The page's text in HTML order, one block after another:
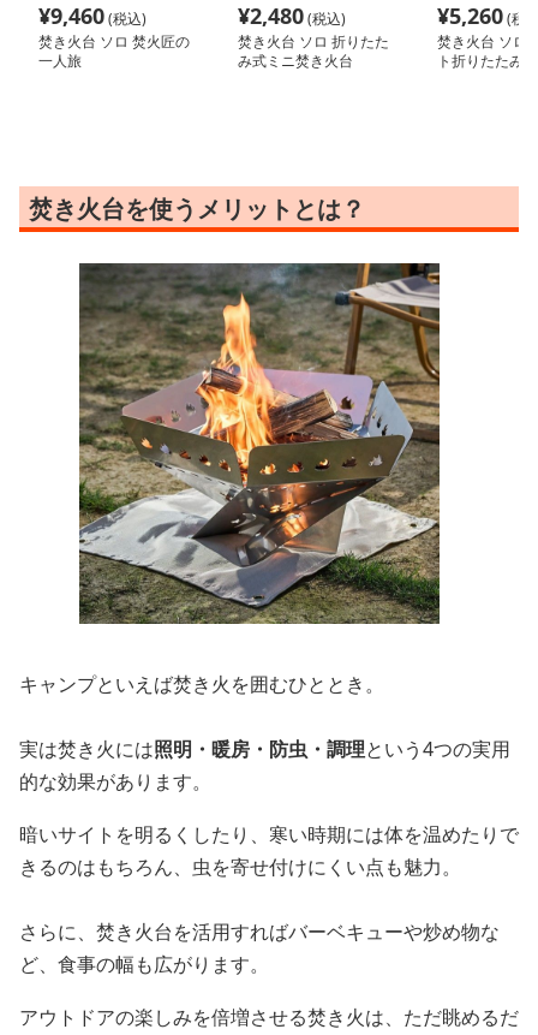
¥9,460(税込)
焚き火台 ソロ 焚火匠の
一人旅
¥2,480(税込)
焚き火台 ソロ 折りたた
み式ミニ焚き火台
¥5,260(税
焚き火台 ソロ
ト折りたたみ
焚き火台を使うメリットとは？
キャンプといえば焚き火を囲むひととき。
実は焚き火には照明・暖房・防虫・調理という4つの実用
的な効果があります。
暗いサイトを明るくしたり、寒い時期には体を温めたりで
きるのはもちろん、虫を寄せ付けにくい点も魅力。
さらに、焚き火台を活用すればバーベキューや炒め物な
ど、食事の幅も広がります。
アウトドアの楽しみを倍増させる焚き火は、ただ眺めるだ